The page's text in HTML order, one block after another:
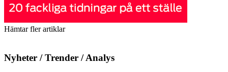
Hämtar fler artiklar
Nyheter / Trender / Analys